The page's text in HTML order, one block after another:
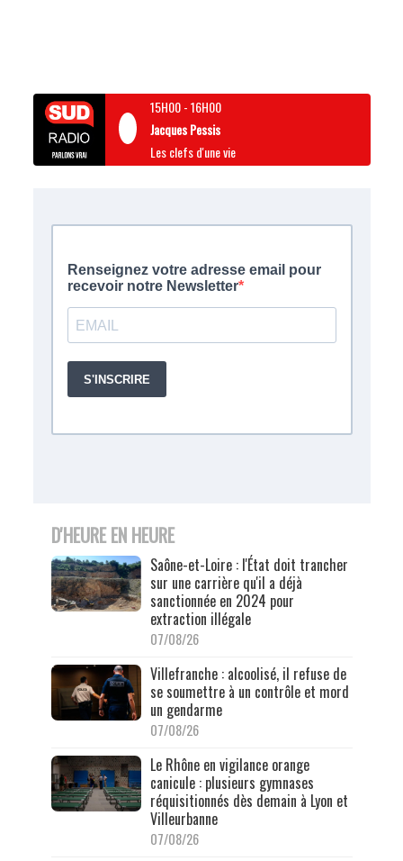
15H00-16H00
Jacques Pessis
Les clefs d'une vie
D'HEURE EN HEURE
Saône-et-Loire : l'État doit trancher
sur une carrière qu'il a déjà
sanctionnée en 2024 pour
extraction illégale
07/08/26
Villefranche : alcoolisé, il refuse de
se soumettre à un contrôle et mord
un gendarme
07/08/26
Le Rhône en vigilance orange
canicule : plusieurs gymnases
réquisitionnés dès demain à Lyon et
Villeurbanne
07/08/26